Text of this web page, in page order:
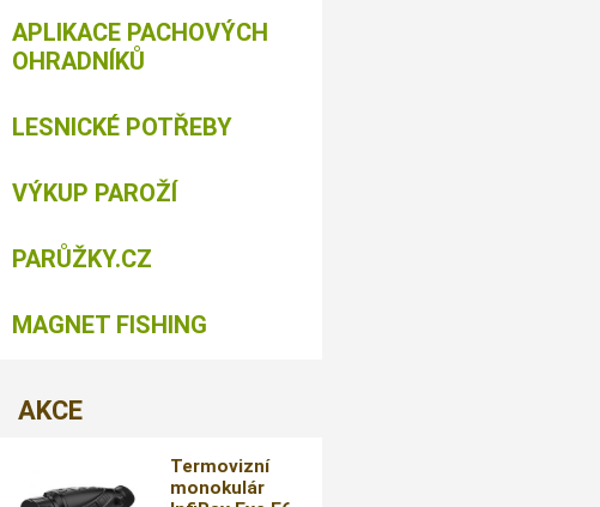
APLIKACE PACHOVÝCH
OHRADNÍKŮ
LESNICKÉ POTŘEBY
VÝKUP PAROŽÍ
PARŮŽKY.CZ
MAGNET FISHING
AKCE
Termovizní
monokulár